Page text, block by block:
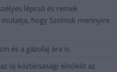
lépcső és remek
hogy Szolnok mennyire
és a gázolaj ára is
új köztársasági elnököt az